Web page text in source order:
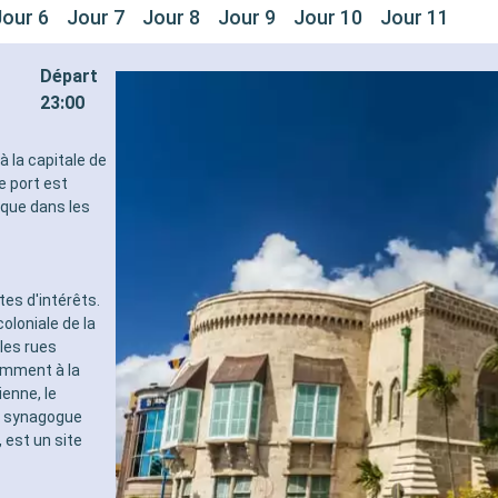
6 Jour 7 Jour 8 Jour 9 Jour 10 Jour 11
Départ
23:00
la capitale de
port est
dans les
d'intérêts.
de la
rues
à la
le
est un site